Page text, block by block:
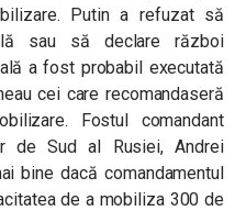
Putin a refuzat să
sau să declare război
a fost probabil executată
cei care recomandaseră
Fostul comandant
de Sud al Rusiei, Andrei
bine dacă comandamentul
de a mobiliza 300 de